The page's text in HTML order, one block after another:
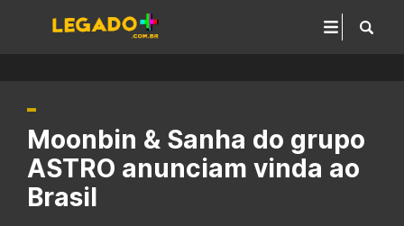
Moonbin & Sanha do grupo
ASTRO anunciam vinda ao
Brasil